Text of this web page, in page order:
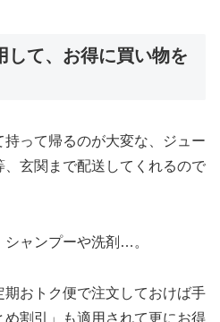
して、お得に買い物を
って帰るのが大変な、ジュー
玄関まで配送してくれるので
ャンプーや洗剤…。
おトク便で注文しておけば手
割引」も適用されて更にお得